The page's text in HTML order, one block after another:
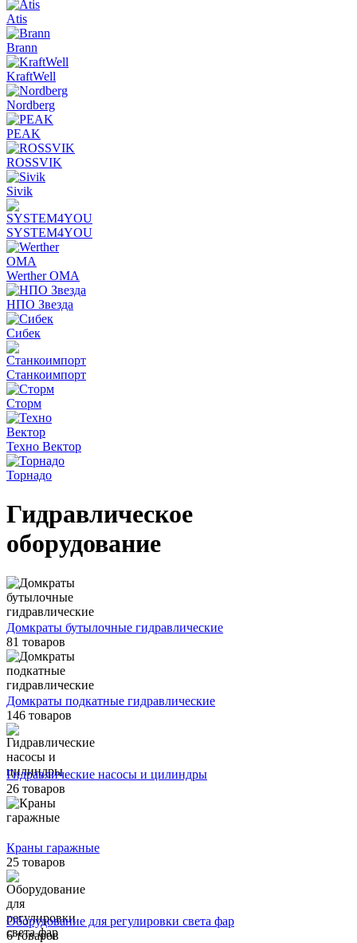
Atis
Brann
KraftWell
Nordberg
PEAK
ROSSVIK
Sivik
SYSTEM4YOU
Werther OMA
НПО Звезда
Сибек
Станкоимпорт
Сторм
Техно Вектор
Торнадо
Гидравлическое
оборудование
Домкраты бутылочные гидравлические
81 товаров
Домкраты подкатные гидравлические
146 товаров
Гидравлические насосы и цилиндры
26 товаров
Краны гаражные
25 товаров
Оборудование для регулировки света фар
6 товаров